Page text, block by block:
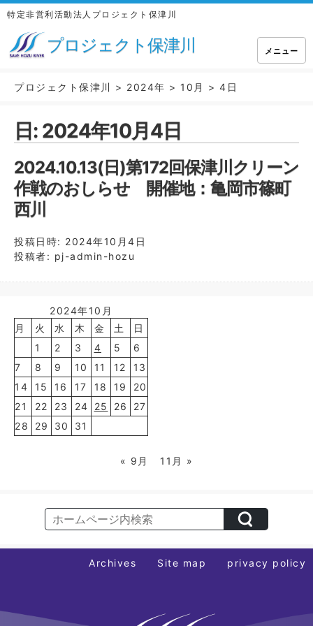
特定非営利活動法人プロジェクト保津川
プロジェクト保津川 メニュー
プロジェクト保津川 > 2024年 > 10月 > 4日
日: 2024年10月4日
2024.10.13(日)第172回保津川クリーン
作戦のおしらせ 開催地：亀岡市篠町
西川
投稿日時: 2024年10月4日
投稿者: pj-admin-hozu
2024年10月
月
火 水 木 金 土
日
1
2 3 4 5
6
7
8 9 10 11 12
13
14
15 16 17 18 19
20
21
22 23 24 25 26
27
28
29 30 31
« 9月 11月 »
Archives Site map privacy policy